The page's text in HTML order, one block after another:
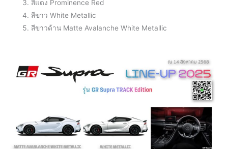
สีแดง Prominence Red
สีขาว White Metallic
สีขาวด้าน Matte Avalanche White Metallic